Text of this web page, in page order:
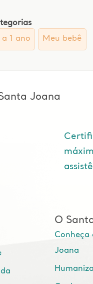
a 1 ano
Meu bebê
Joana
O
Conheça
Joana